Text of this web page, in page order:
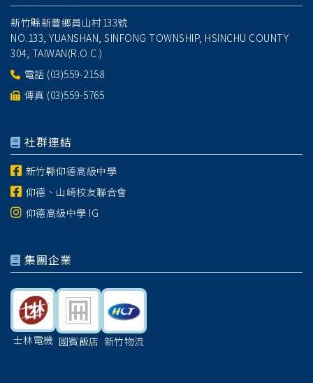
新竹縣新豐鄉員山村133號
NO.133, YUANSHAN, SINFONG TOWNSHIP, HSINCHU COUNTY
304, TAIWAN(R.O.C.)
電話 (03)559-2158
傳真 (03)559-5765
社群連結
新竹縣仰德高級中學
仰德、山崎校友聯合會
仰德高級中學 IG
集團企業
士林電機 國賓飯店 新竹物流